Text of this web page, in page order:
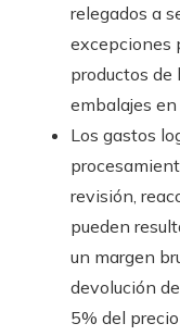
relegados a
excepciones
productos de
embalajes
Los gastos
revisión,
pueden
un margen
devolución
5% del